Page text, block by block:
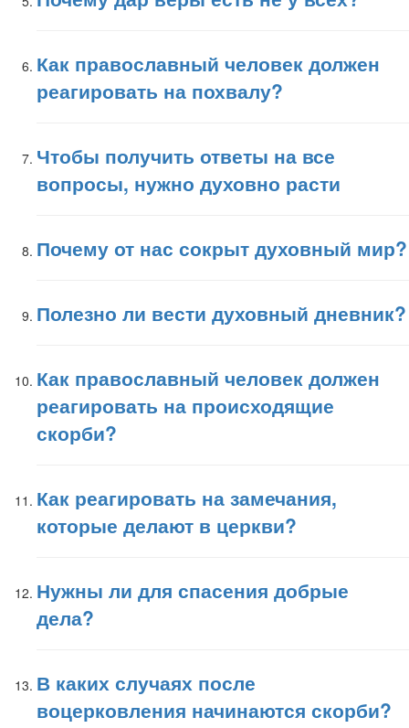
Как православный человек должен
реагировать на похвалу?
Чтобы получить ответы на все
вопросы, нужно духовно расти
Почему от нас сокрыт духовный мир?
Полезно ли вести духовный дневник?
Как православный человек должен
реагировать на происходящие
скорби?
Как реагировать на замечания,
которые делают в церкви?
Нужны ли для спасения добрые
дела?
В каких случаях после
воцерковления начинаются скорби?